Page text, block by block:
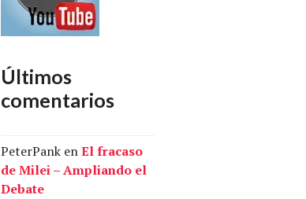
Últimos
comentarios
PeterPank enEl fracaso
de Milei – Ampliando el
Debate